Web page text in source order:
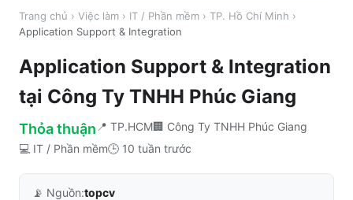
Trang chủ › Việc làm › IT / Phần mềm › TP. Hồ Chí Minh ›
Application Support & Integration
Application Support & Integration
tại Công Ty TNHH Phúc Giang
Thỏa thuận 📍 TP.HCM🏢 Công Ty TNHH Phúc Giang
💻 IT / Phần mềm🕒 10 tuần trước
📡 Nguồn:topcv